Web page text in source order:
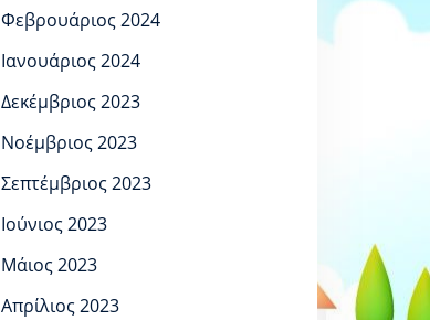
Φεβρουάριος 2024
Ιανουάριος 2024
Δεκέμβριος 2023
Νοέμβριος 2023
Σεπτέμβριος 2023
Ιούνιος 2023
Μάιος 2023
Απρίλιος 2023